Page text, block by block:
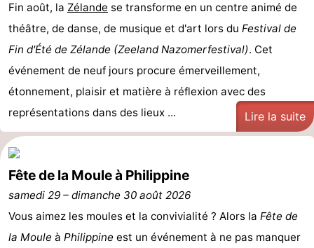
Blankenberge
-
Wenduine
Météo
Contact
Fin août, la Zélande se transforme en un centre animé de
théâtre, de danse, de musique et d'art lors du Festival de
Fin d'Été de Zélande (Zeeland Nazomerfestival). Cet
événement de neuf jours procure émerveillement,
étonnement, plaisir et matière à réflexion avec des
représentations dans des lieux ...
Lire la suite
Fête de la Moule à Philippine
samedi 29 – dimanche 30 août 2026
Vous aimez les moules et la convivialité ? Alors la Fête de
la Moule à Philippine est un événement à ne pas manquer